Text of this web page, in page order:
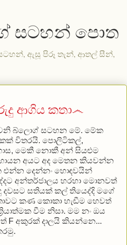
සටහන් පොත
ඇසූ පිරූ තැන්, ආතල් සීන්,
ආගිය කතා෴
බ්ලොග් සටහන මේ. මේක
විතරයි. පොලිටිකල්,
මෙකී නොකී අන් සියළුම
අයට අද මෙතන කියවන්න
එන්න දෙන්නං හොඳවයින්
අන්තර්ජාලය හරහා මොනවත්
සතියක් කල් තියෙද්දි මගේ
කණ කොකා හැඬීම හෙවත්
ක්‍රියාත්මක වීම නිසා. මම නං ඔය
F අකුරක් දාලයි කියන්නෙ...